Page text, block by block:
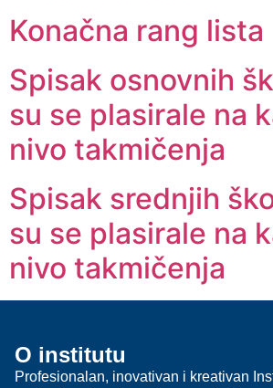
Konačna rang lista
Spisak osnovnih
su se plasirale na
nivo takmičenja
Spisak srednjih
su se plasirale na
nivo takmičenja
O institutu
Profesionalan, inovativan i kreativan